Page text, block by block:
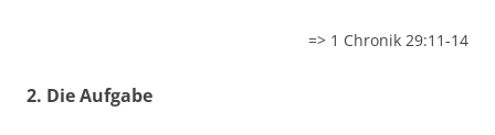
=> 1 Chronik 29:11-14
2. Die Aufgabe